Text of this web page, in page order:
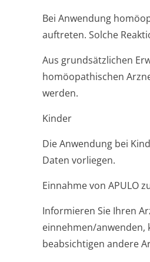
Bei Anwendung
auftreten. Solche
Aus grundsätzlichen
homöopathischen
werden.
Kinder
Die Anwendung bei
Daten vorliegen.
Einnahme von APULO
Informieren Sie Ihren
einnehmen/
beabsichtigen andere